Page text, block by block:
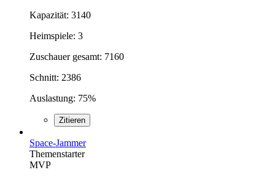
Kapazität: 3140
Heimspiele: 3
Zuschauer gesamt: 7160
Schnitt: 2386
Auslastung: 75%
Zitieren
Space-Jammer
Themenstarter
MVP